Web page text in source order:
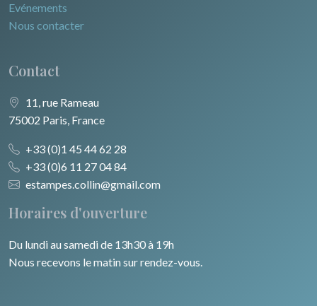
Evénements
Nous contacter
Contact
11, rue Rameau
75002 Paris, France
+33 (0)1 45 44 62 28
+33 (0)6 11 27 04 84
estampes.collin@gmail.com
Horaires d'ouverture
Du lundi au samedi de 13h30 à 19h
Nous recevons le matin sur rendez-vous.